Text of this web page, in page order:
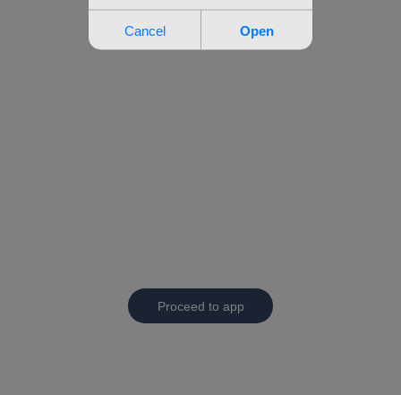
Proceed to app